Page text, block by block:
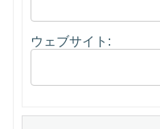
ウェブサイト: